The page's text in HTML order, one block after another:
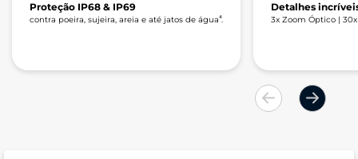
Proteção IP68 & IP69
contra poeira, sujeira, areia e até jatos de água⁴.
Detalhes
3x Zoom Óptico |